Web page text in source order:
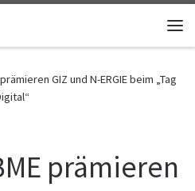
GIZ und N-ERGIE beim „Tag
prämieren